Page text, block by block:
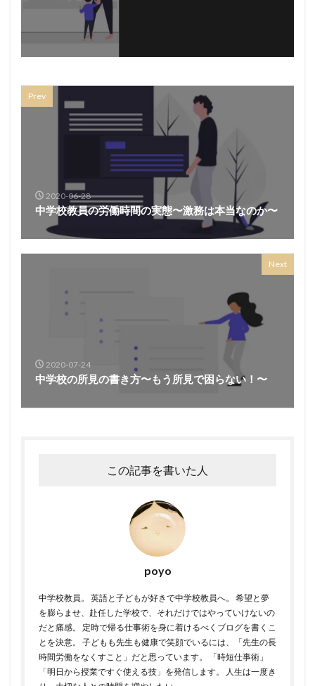
Prev
2020-06-28
中学校教員の労働時間の実態〜激務は本当なのか〜
Next
2020-07-24
中学校の所見の書き方〜もう所見で困らない！〜
この記事を書いた人
poyo
中学校教員。 英語と子どもが好きで中学校教員へ。 希望と夢
を膨らませ、赴任した学校で、それだけではやっていけないの
だと痛感。 定時で帰る仕事術を身に着けるべくブログを書くこ
とを決意。 子どもも先生も健康で笑顔でいるには、「先生の長
時間労働をなくすこと」だと思っています。 「時短仕事術」
「明日から授業ですぐ使える技」を発信します。 人生は一度き